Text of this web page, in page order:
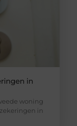
in
woning
in